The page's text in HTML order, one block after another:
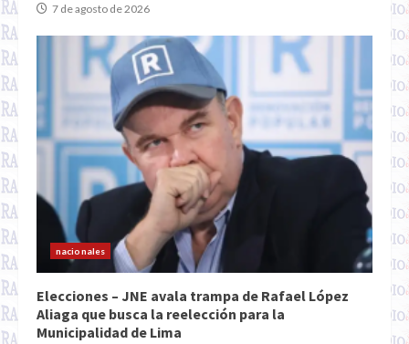
7 de agosto de 2026
nacionales
Elecciones – JNE avala trampa de Rafael López
Aliaga que busca la reelección para la
Municipalidad de Lima